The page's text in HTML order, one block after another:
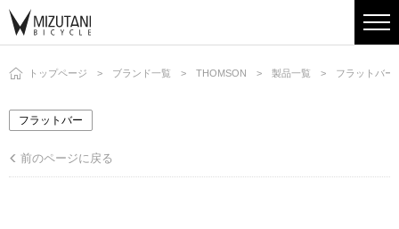
トップページ ブランド一覧 THOMSON 製品一覧 フラットバー
フラットバー
前のページに戻る